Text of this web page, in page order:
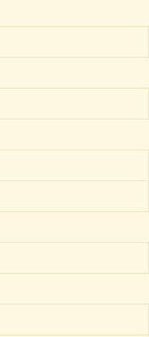
シルバーパートナーに登
」ゲスト講師
悠学舎」開設
療・教育の連携講演会 】